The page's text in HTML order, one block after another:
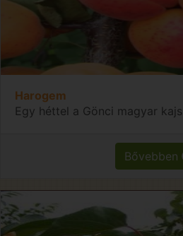
Harogem
Egy héttel a Gönci magyar
Bővebben